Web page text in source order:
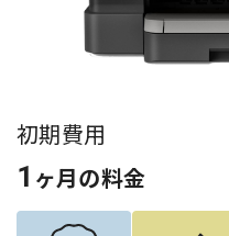
初期費用
1 ヶ月の料金